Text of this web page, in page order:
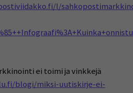
l/
ei toimi ja vinkkejä
blogi/miksi-uutiskirje-ei-